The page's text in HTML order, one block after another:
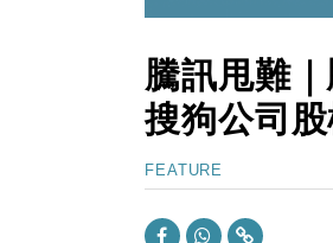
騰訊甩難
搜狗公司
FEATURE